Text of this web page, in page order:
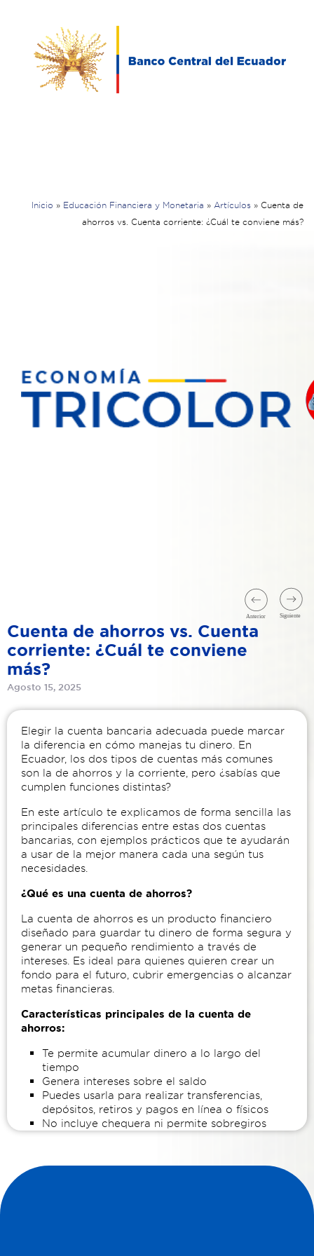
Inicio » Educación Financiera y Monetaria » Artículos » Cuenta de
ahorros vs. Cuenta corriente: ¿Cuál te conviene más?
Cuenta de ahorros vs. Cuenta
corriente: ¿Cuál te conviene
más?
Agosto 15, 2025
Elegir la cuenta bancaria adecuada puede marcar
la diferencia en cómo manejas tu dinero. En
Ecuador, los dos tipos de cuentas más comunes
son la de ahorros y la corriente, pero ¿sabías que
cumplen funciones distintas?
En este artículo te explicamos de forma sencilla las
principales diferencias entre estas dos cuentas
bancarias, con ejemplos prácticos que te ayudarán
a usar de la mejor manera cada una según tus
necesidades.
¿Qué es una cuenta de ahorros?
La cuenta de ahorros es un producto financiero
diseñado para guardar tu dinero de forma segura y
generar un pequeño rendimiento a través de
intereses. Es ideal para quienes quieren crear un
fondo para el futuro, cubrir emergencias o alcanzar
metas financieras.
Características principales de la cuenta de
ahorros:
Te permite acumular dinero a lo largo del
tiempo
Genera intereses sobre el saldo
Puedes usarla para realizar transferencias,
depósitos, retiros y pagos en línea o físicos
No incluye chequera ni permite sobregiros
otros casos, puede ser completamente